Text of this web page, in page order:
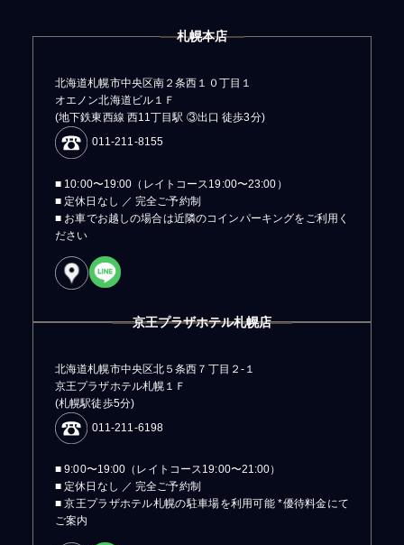
札幌本店
北海道札幌市中央区南２条西１０丁目１
オエノン北海道ビル１Ｆ
(地下鉄東西線 西11丁目駅 ③出口 徒歩3分)
011-211-8155
■ 10:00〜19:00（レイトコース19:00〜23:00）
■ 定休日なし ／ 完全ご予約制
■ お車でお越しの場合は近隣のコインパーキングをご利用く
ださい
京王プラザホテル札幌店
北海道札幌市中央区北５条西７丁目２-１
京王プラザホテル札幌１Ｆ
(札幌駅徒歩5分)
011-211-6198
■ 9:00〜19:00（レイトコース19:00〜21:00）
■ 定休日なし ／ 完全ご予約制
■ 京王プラザホテル札幌の駐車場を利用可能 *優待料金にて
ご案内